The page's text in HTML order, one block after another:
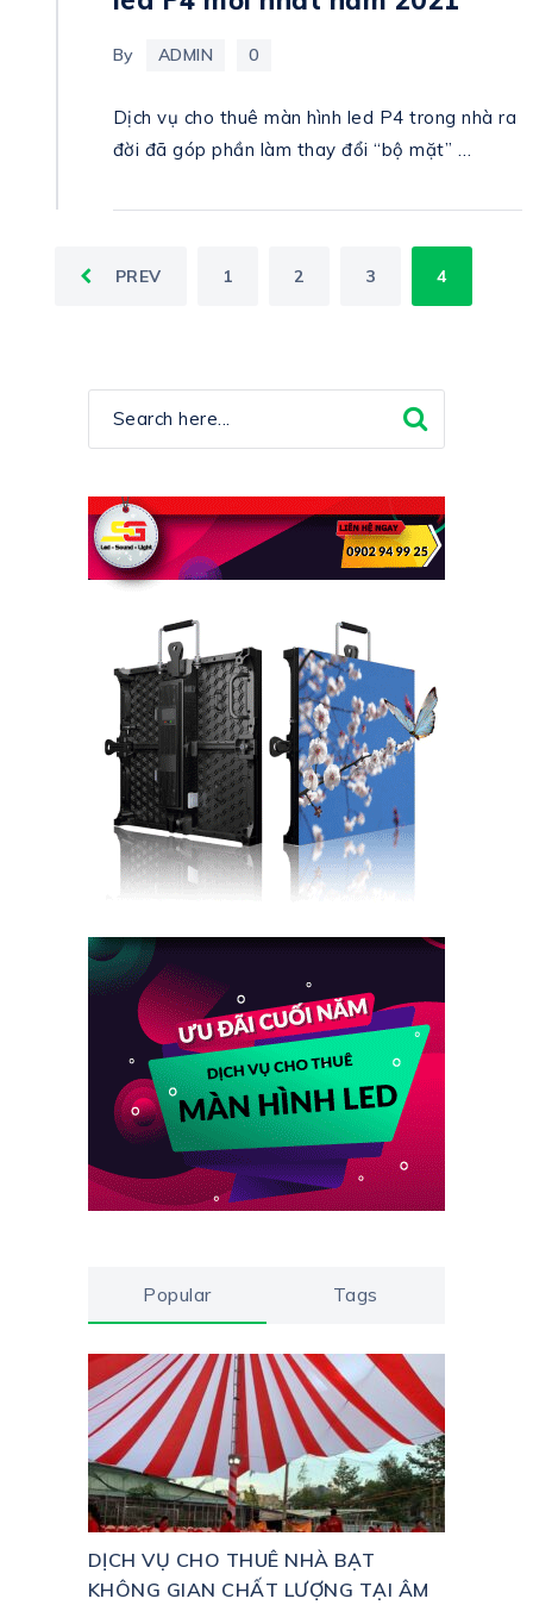
By ADMIN 0
Dịch vụ cho thuê màn hình led P4 trong nhà ra
đời đã góp phần làm thay đổi “bộ mặt” …
POSTS
PREV 1 2 3 4
Popular Tags
DỊCH VỤ CHO THUÊ NHÀ BẠT
KHÔNG GIAN CHẤT LƯỢNG TẠI ÂM